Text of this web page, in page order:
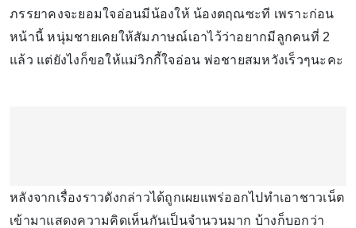
ภรรยาคงจะยอมใจอ่อนมีน้องให้ น้องตฤณซะที เพราะก่อน
หน้านี้ หนุ่มชายเคยให้สัมภาษณ์เอาไว้ว่าอยากมีลูกคนที่ 2
แล้ว แต่ยังไงก็ขอให้แม่วิกกี้ใจอ่อน พ่อชายสมหวังเร็วๆนะคะ
หลังจากเรื่องราวดังกล่าวได้ถูกเผยแพร่ออกไปทำเอาชาวเน็ต
เข้ามาแสดงความคิดเห็นกันเป็นจำนวนมาก บ้างก็บอกว่า